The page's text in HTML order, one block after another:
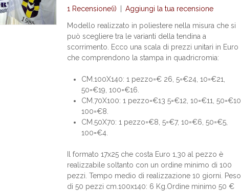
1 Recensione(i) Aggiungi la tua recensione
Modello realizzato in poliestere nella misura che si
può scegliere tra le varianti della tendina a
scorrimento. Ecco una scala di prezzi unitari in Euro
che comprendono la stampa in quadricromia:
CM.100X140: 1 pezzo=€ 26, 5=€24, 10=€21,
50=€19, 100=€16.
CM.70X100: 1 pezzo=€13 5=€12, 10=€11, 50=€10,
100=€8.
CM.50X70: 1 pezzo=€8, 5=€7, 10=€6, 50=€5,
100=€4.
Il formato 17x25 che costa Euro 1,30 al pezzo è
realizzabile soltanto con un ordine minimo di 100
pezzi. Tempo medio di realizzazione 10 giorni. Peso
di 50 pezzi cm.100x140: 6 Kg.Ordine minimo 50 €